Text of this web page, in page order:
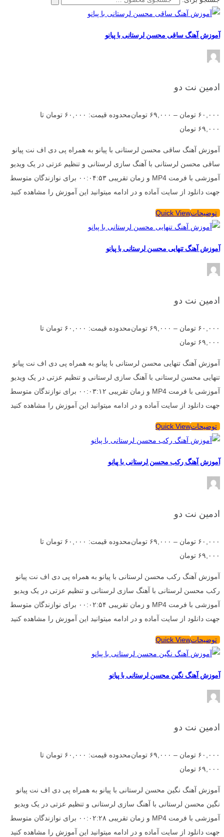
آموزش آهنگ ساقی محسن لرستانی با پیانو
ادمین نت دو
۶۰,۰۰۰ تومان – ۶۹,۰۰۰ تومان
محدوده قیمت: ۶۰,۰۰۰ تومان تا
۶۹,۰۰۰ تومان
آموزش آهنگ ساقی محسن لرستانی با پیانو به همراه پی دی اف نت پیانو
ساقی محسن لرستانی با آهنگ سازی لرستانی و تنظیم عزتی در یک ویدیو
آموزشی با فرمت MP4 و زمان تقریبی ۰۰:۰۴:۵۳ برای نوازندگان متوسط
جهت دانلود از سایت آماده و در ادامه میتوانید این آموزش را مشاهده کنید
توضیحاتQuick View
آموزش آهنگ تنهایی محسن لرستانی با پیانو
ادمین نت دو
۶۰,۰۰۰ تومان – ۶۹,۰۰۰ تومان
محدوده قیمت: ۶۰,۰۰۰ تومان تا
۶۹,۰۰۰ تومان
آموزش آهنگ تنهایی محسن لرستانی با پیانو به همراه پی دی اف نت پیانو
تنهایی محسن لرستانی با آهنگ سازی لرستانی و تنظیم عزتی در یک ویدیو
آموزشی با فرمت MP4 و زمان تقریبی ۰۰:۰۳:۱۲ برای نوازندگان متوسط
جهت دانلود از سایت آماده و در ادامه میتوانید این آموزش را مشاهده کنید
توضیحاتQuick View
آموزش آهنگ رکب محسن لرستانی با پیانو
ادمین نت دو
۶۰,۰۰۰ تومان – ۶۹,۰۰۰ تومان
محدوده قیمت: ۶۰,۰۰۰ تومان تا
۶۹,۰۰۰ تومان
آموزش آهنگ رکب محسن لرستانی با پیانو به همراه پی دی اف نت پیانو
رکب محسن لرستانی با آهنگ سازی لرستانی و تنظیم عزتی در یک ویدیو
آموزشی با فرمت MP4 و زمان تقریبی ۰۰:۰۲:۵۴ برای نوازندگان متوسط
جهت دانلود از سایت آماده و در ادامه میتوانید این آموزش را مشاهده کنید
توضیحاتQuick View
آموزش آهنگ نگین محسن لرستانی با پیانو
ادمین نت دو
۶۰,۰۰۰ تومان – ۶۹,۰۰۰ تومان
محدوده قیمت: ۶۰,۰۰۰ تومان تا
۶۹,۰۰۰ تومان
آموزش آهنگ نگین محسن لرستانی با پیانو به همراه پی دی اف نت پیانو
نگین محسن لرستانی با آهنگ سازی لرستانی و تنظیم عزتی در یک ویدیو
آموزشی با فرمت MP4 و زمان تقریبی ۰۰:۰۲:۲۸ برای نوازندگان متوسط
جهت دانلود از سایت آماده و در ادامه میتوانید این آموزش را مشاهده کنید